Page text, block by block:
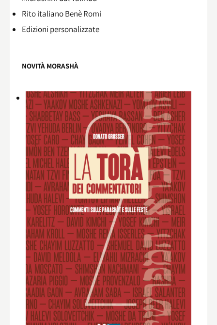
Rito italiano Benè Romi​
Edizioni personalizzate
NOVITÀ MORASHÀ